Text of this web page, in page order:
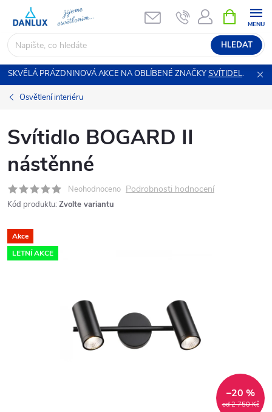
obsah
HLEDAT
NÁKUPNÍ
KOŠÍK
SKVĚLÁ PRÁZDNINOVÁ AKCE NA OBLÍBENÉ ZNAČKYSVÍTIDEL.
Osvětlení interiéru
Svítidlo BOGARD II
nástěnné
Neohodnoceno Podrobnosti hodnocení
Kód produktu: Zvolte variantu
Akce
LETNÍ AKCE
od 2 750 Kč
–20 %